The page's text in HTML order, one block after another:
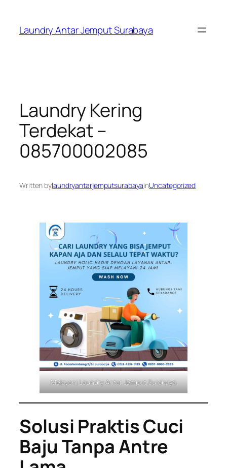
content
Laundry Antar Jemput Surabaya
Laundry Kering
Terdekat –
085700002085
Written bylaundryantarjemputsurabayainUncategorized
Melayani Laundry Antar Jemput Surabaya
Solusi Praktis Cuci
Baju Tanpa Antre